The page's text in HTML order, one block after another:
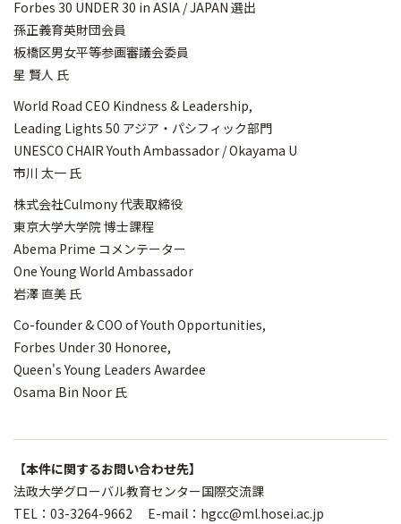
Forbes 30 UNDER 30 in ASIA / JAPAN 選出
孫正義育英財団会員
板橋区男女平等参画審議会委員
星 賢人 氏
World Road CEO Kindness & Leadership,
Leading Lights 50 アジア・パシフィック部門
UNESCO CHAIR Youth Ambassador / Okayama U
市川 太一 氏
株式会社Culmony 代表取締役
東京大学大学院 博士課程
Abema Prime コメンテーター
One Young World Ambassador
岩澤 直美 氏
Co-founder & COO of Youth Opportunities,
Forbes Under 30 Honoree,
Queen's Young Leaders Awardee
Osama Bin Noor 氏
【本件に関するお問い合わせ先】
法政大学グローバル教育センター国際交流課
TEL：03-3264-9662 E-mail：hgcc@ml.hosei.ac.jp